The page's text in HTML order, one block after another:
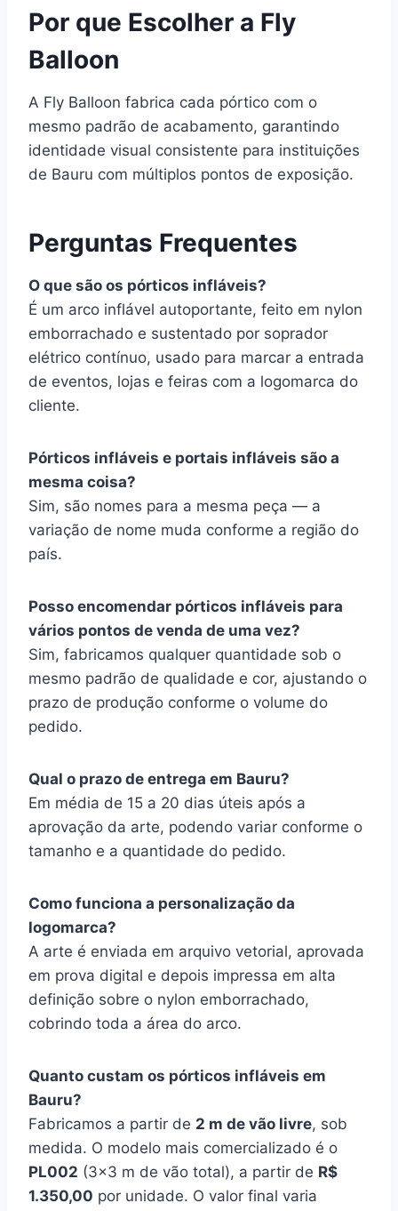
Por que Escolher a Fly
Balloon
A Fly Balloon fabrica cada pórtico com o
mesmo padrão de acabamento, garantindo
identidade visual consistente para instituições
de Bauru com múltiplos pontos de exposição.
Perguntas Frequentes
O que são os pórticos infláveis?
É um arco inflável autoportante, feito em nylon
emborrachado e sustentado por soprador
elétrico contínuo, usado para marcar a entrada
de eventos, lojas e feiras com a logomarca do
cliente.
Pórticos infláveis e portais infláveis são a
mesma coisa?
Sim, são nomes para a mesma peça — a
variação de nome muda conforme a região do
país.
Posso encomendar pórticos infláveis para
vários pontos de venda de uma vez?
Sim, fabricamos qualquer quantidade sob o
mesmo padrão de qualidade e cor, ajustando o
prazo de produção conforme o volume do
pedido.
Qual o prazo de entrega em Bauru?
Em média de 15 a 20 dias úteis após a
aprovação da arte, podendo variar conforme o
tamanho e a quantidade do pedido.
Como funciona a personalização da
logomarca?
A arte é enviada em arquivo vetorial, aprovada
em prova digital e depois impressa em alta
definição sobre o nylon emborrachado,
cobrindo toda a área do arco.
Quanto custam os pórticos infláveis em
Bauru?
Fabricamos a partir de 2 m de vão livre, sob
medida. O modelo mais comercializado é o
PL002 (3×3 m de vão total), a partir de R$
1.350,00 por unidade. O valor final varia